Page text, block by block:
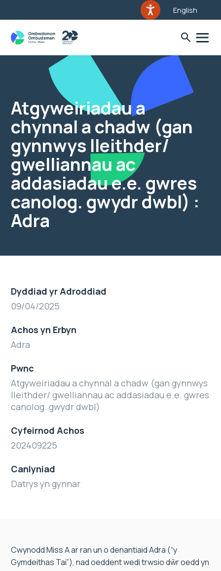
English
Atgyweiriadau a
chynnal a chadw (gan
gynnwys lleithder/
gwelliannau ac
addasiadau e.e. gwres
canolog. gwydr dwbl) :
Adra
Dyddiad yr Adroddiad
09/04/2025
Achos yn Erbyn
Adra
Pwnc
Atgyweiriadau a chynnal a chadw (gan gynnwys
lleithder/ gwelliannau ac addasiadau e.e. gwres
canolog. gwydr dwbl)
Cyfeirnod Achos
202409225
Canlyniad
Datrys yn gynnar
Cwynodd Miss A ar ran un o denantiaid Adra (“y
Gymdeithas Tai”), nad oeddent wedi trwsio dŵr oedd yn